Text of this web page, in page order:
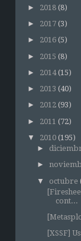
► 2018 (8)
► 2017 (3)
► 2016 (5)
► 2015 (8)
► 2014 (15)
► 2013 (40)
► 2012 (93)
► 2011 (72)
▼
2010 (195)
►
►
▼
octubre
cont...
[XSSF]